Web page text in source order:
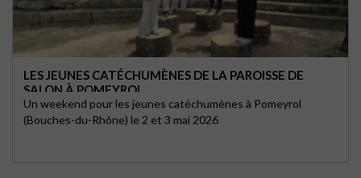
LES JEUNES CATÉCHUMÈNES DE LA PAROISSE DE
SALON À POMEYROL
Un weekend pour les jeunes catéchumènes à Pomeyrol
(Bouches-du-Rhône) le 2 et 3 mai 2026